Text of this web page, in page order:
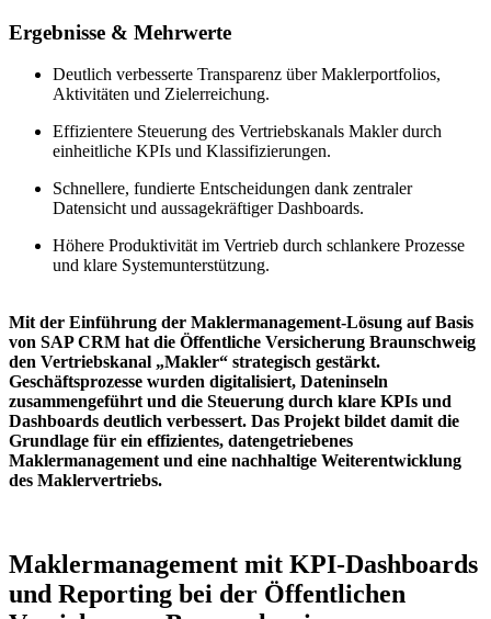
Ergebnisse & Mehrwerte
Deutlich verbesserte Transparenz über Maklerportfolios,
Aktivitäten und Zielerreichung.
Effizientere Steuerung des Vertriebskanals Makler durch
einheitliche KPIs und Klassifizierungen.
Schnellere, fundierte Entscheidungen dank zentraler
Datensicht und aussagekräftiger Dashboards.
Höhere Produktivität im Vertrieb durch schlankere Prozesse
und klare Systemunterstützung.
Mit der Einführung der Maklermanagement-Lösung auf Basis
von SAP CRM hat die Öffentliche Versicherung Braunschweig
den Vertriebskanal „Makler“ strategisch gestärkt.
Geschäftsprozesse wurden digitalisiert, Dateninseln
zusammengeführt und die Steuerung durch klare KPIs und
Dashboards deutlich verbessert. Das Projekt bildet damit die
Grundlage für ein effizientes, datengetriebenes
Maklermanagement und eine nachhaltige Weiterentwicklung
des Maklervertriebs.
Maklermanagement mit KPI-Dashboards
und Reporting bei der Öffentlichen